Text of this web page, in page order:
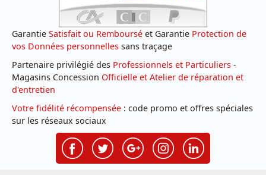
Garantie Satisfait ou Remboursé et Garantie Protection de
vos Données personnelles sans traçage
Partenaire privilégié des Professionnels et Particuliers -
Magasins Concession Officielle et Atelier de réparation et
d'entretien
Votre fidélité récompensée : code promo et offres spéciales
sur les réseaux sociaux